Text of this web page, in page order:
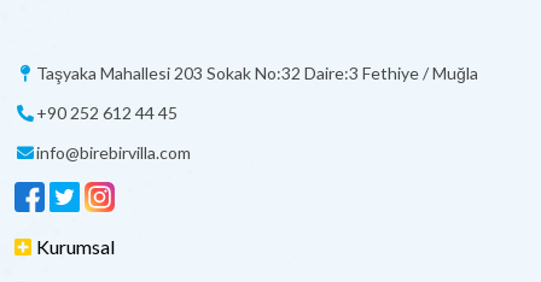
Taşyaka Mahallesi 203 Sokak No:32 Daire:3 Fethiye / Muğla
+90 252 612 44 45
info@birebirvilla.com
Kurumsal